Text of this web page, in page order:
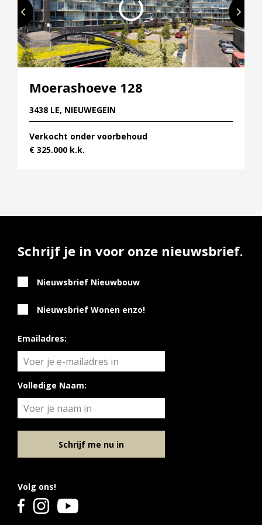
HoeveRijk is ook met de auto goed ontsloten, je zit
zo op de A2 richting Amsterdam, de A27 naar
Hilversum en A12 richting Arnhem en Den Haag.
Kortom; je woont heerlijk centraal in Nieuwegein!
Moerashoeve 128
3438 LE, NIEUWEGEIN
Verkocht onder voorbehoud
€ 325.000 k.k.
Volg ons!
Schrijf je in voor onze nieuwsbrief.
Nieuwsbrief Nieuwbouw
Nieuwsbrief Wonen enzo!
Emailadres:
Volledige Naam:
Schrijf me nu in